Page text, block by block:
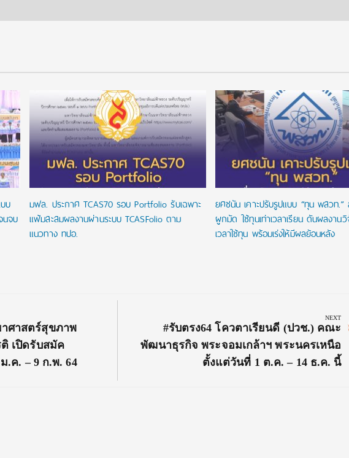
บ
นจบ
มฟล. ประกาศ TCAS70 รอบ Portfolio รับเฉพาะ
แฟ้มสะสมผลงานผ่านระบบ TCASFolio ตาม
แนวทาง ทปอ.
ยศชนัน เคาะปรับรูปแบบ “ทุน พสวท.”
ผูกมัด ใช้ทุนเท่าเวลาเรียน ดันผลงาน
เวลาใช้ทุน พร้อมเร่งให้มีผลย้อนหลัง
ศาสตร์สุขภาพ
ติ เปิดรับสมัค
.ค. – 9 ก.พ. 64
NEXT
Next
Post:
#รับตรง64 โควตาเรียนดี (ปวช.) คณะ
พัฒนาธุรกิจ พระจอมเกล้าฯ พระนครเหนือ
ตั้งแต่วันที่ 1 ต.ค. – 14 ธ.ค. นี้